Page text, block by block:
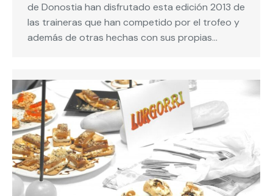
de Donostia han disfrutado esta edición 2013 de
las traineras que han competido por el trofeo y
además de otras hechas con sus propias…